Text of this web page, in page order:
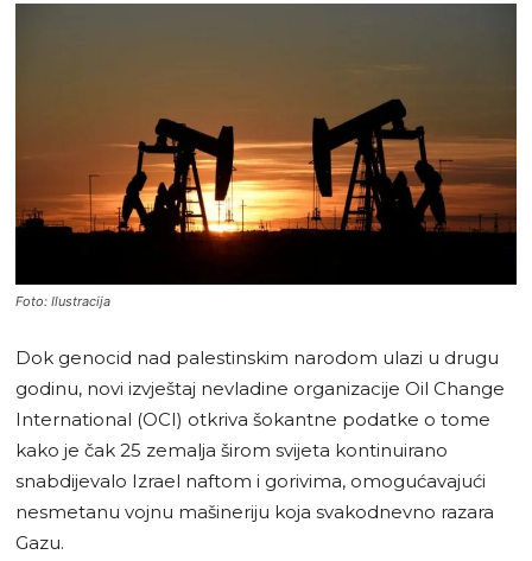
Foto: Ilustracija
Dok genocid nad palestinskim narodom ulazi u drugu
godinu, novi izvještaj nevladine organizacije Oil Change
International (OCI) otkriva šokantne podatke o tome
kako je čak 25 zemalja širom svijeta kontinuirano
snabdijevalo Izrael naftom i gorivima, omogućavajući
nesmetanu vojnu mašineriju koja svakodnevno razara
Gazu.